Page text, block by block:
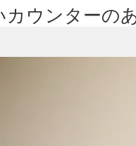
カウンターの